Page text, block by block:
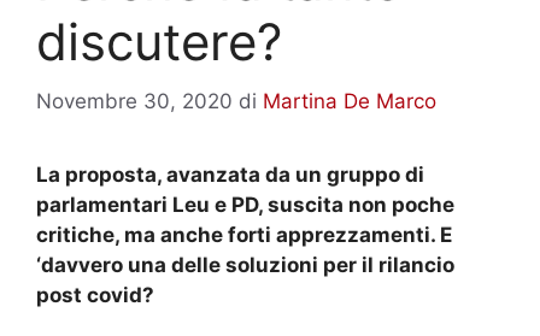
discutere?
Novembre 30, 2020 di Martina De Marco
La proposta, avanzata da un gruppo di
parlamentari Leu e PD, suscita non poche
critiche, ma anche forti apprezzamenti. E
‘davvero una delle soluzioni per il rilancio
post covid?